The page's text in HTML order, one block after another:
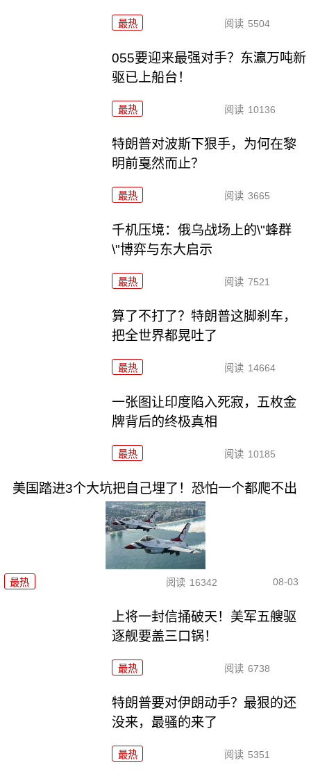
最热 阅读 5504
055要迎来最强对手？东瀛万吨新
驱已上船台！
最热 阅读 10136
特朗普对波斯下狠手，为何在黎
明前戛然而止？
最热 阅读 3665
千机压境：俄乌战场上的\"蜂群
\"博弈与东大启示
最热 阅读 7521
算了不打了？特朗普这脚刹车，
把全世界都晃吐了
最热 阅读 14664
一张图让印度陷入死寂，五枚金
牌背后的终极真相
最热 阅读 10185
美国踏进3个大坑把自己埋了！恐怕一个都爬不出
最热 阅读 16342 08-03
上将一封信捅破天！美军五艘驱
逐舰要盖三口锅！
最热 阅读 6738
特朗普要对伊朗动手？最狠的还
没来，最骚的来了
最热 阅读 5351